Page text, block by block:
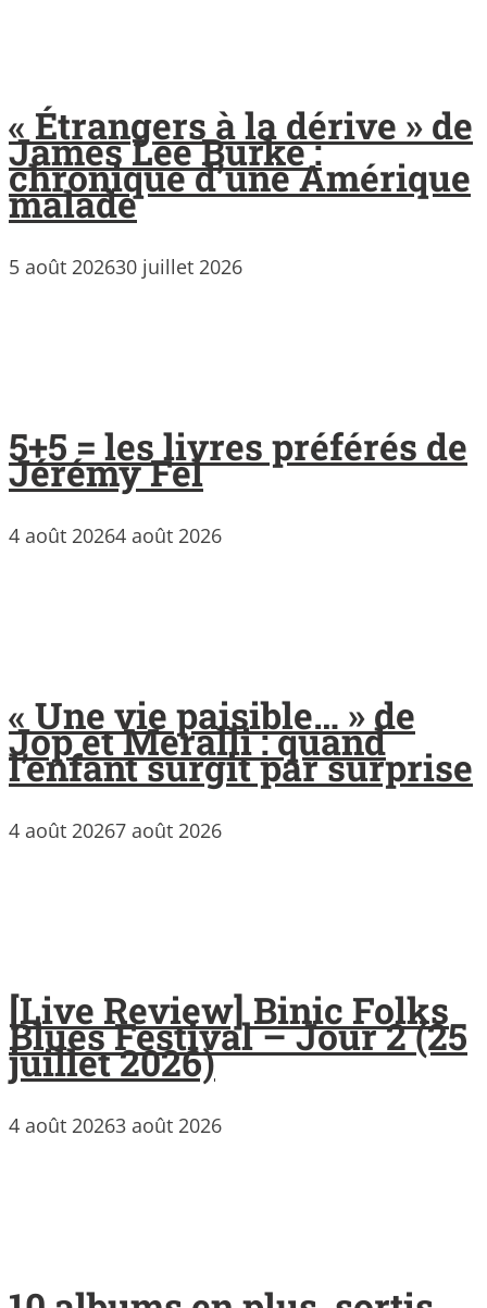
« Étrangers à la dérive » de
James Lee Burke :
chronique d’une Amérique
malade
5 août 202630 juillet 2026
5+5 = les livres préférés de
Jérémy Fel
4 août 20264 août 2026
« Une vie paisible… » de
Jop et Meralli : quand
l’enfant surgit par surprise
4 août 20267 août 2026
[Live Review] Binic Folks
Blues Festival – Jour 2 (25
juillet 2026)
4 août 20263 août 2026